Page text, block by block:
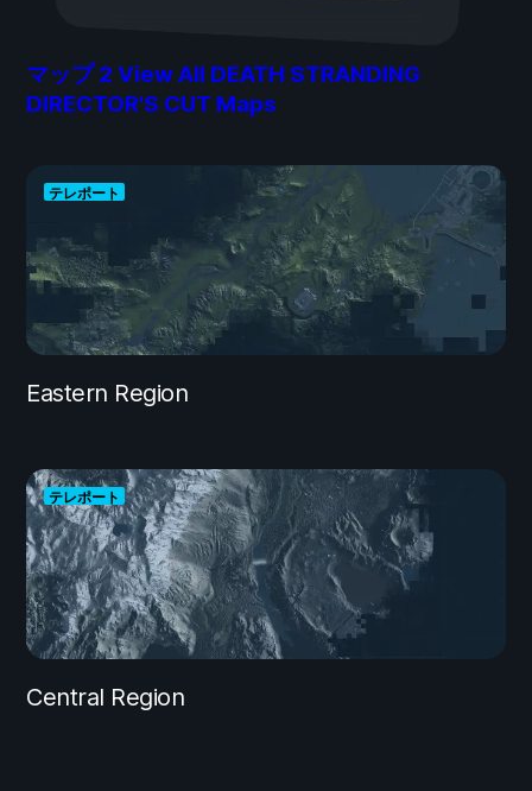
マップ2 View All DEATH STRANDING
DIRECTOR'S CUT Maps
テレポート
Eastern Region
テレポート
Central Region